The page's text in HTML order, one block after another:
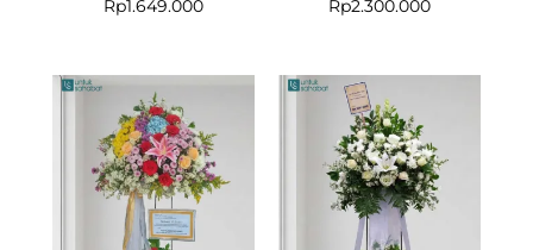
Rp1.649.000 Rp2.300.000